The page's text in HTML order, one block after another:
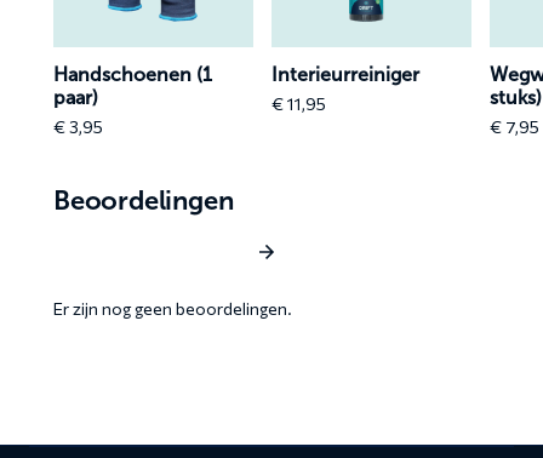
Handschoenen (1
paar)
€3,95
Interieurreiniger
€11,95
stuks)
€7,95
Beoordelingen
Er zijn nog geen beoordelingen.